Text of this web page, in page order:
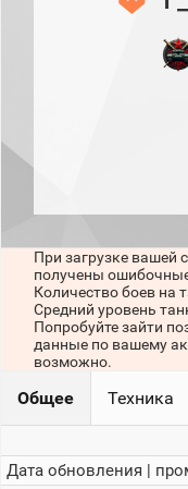
игроков
Кланы
Статистика
стримеров
Информация
Онлайн
Цветовая
шкала
При загрузке вашей
получены
Количество боев на
Средний уровень
Попробуйте зайти
данные по вашему
возможно.
Общее Техника
Дата обновления |